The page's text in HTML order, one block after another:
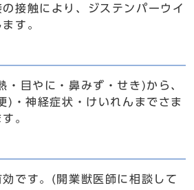
接触により、ジステンパーウイ
す。
・目やに・鼻みず・せき)から、
)・神経症状・けいれんまでさま
。
です。(開業獣医師に相談して